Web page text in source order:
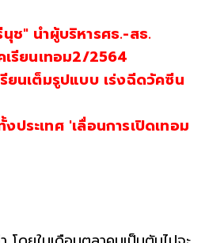
ช" นำผู้บริหารศธ.-สธ.
รียนเทอม2/2564
ยนเต็มรูปแบบ เร่งฉีดวัคซีน
ประเทศ 'เลื่อนการเปิดเทอม